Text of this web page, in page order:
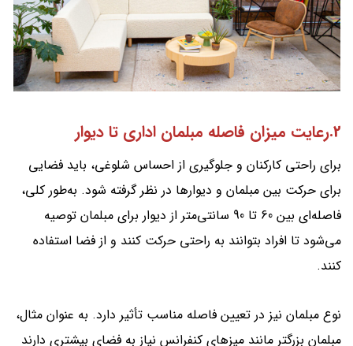
2.رعایت میزان فاصله مبلمان اداری تا دیوار
برای راحتی کارکنان و جلوگیری از احساس شلوغی، باید فضایی
برای حرکت بین مبلمان و دیوارها در نظر گرفته شود. به‌طور کلی،
فاصله‌ای بین 60 تا 90 سانتی‌متر از دیوار برای مبلمان توصیه
می‌شود تا افراد بتوانند به راحتی حرکت کنند و از فضا استفاده
کنند.
نوع مبلمان نیز در تعیین فاصله مناسب تأثیر دارد. به عنوان مثال،
مبلمان بزرگتر مانند میزهای کنفرانس نیاز به فضای بیشتری دارند